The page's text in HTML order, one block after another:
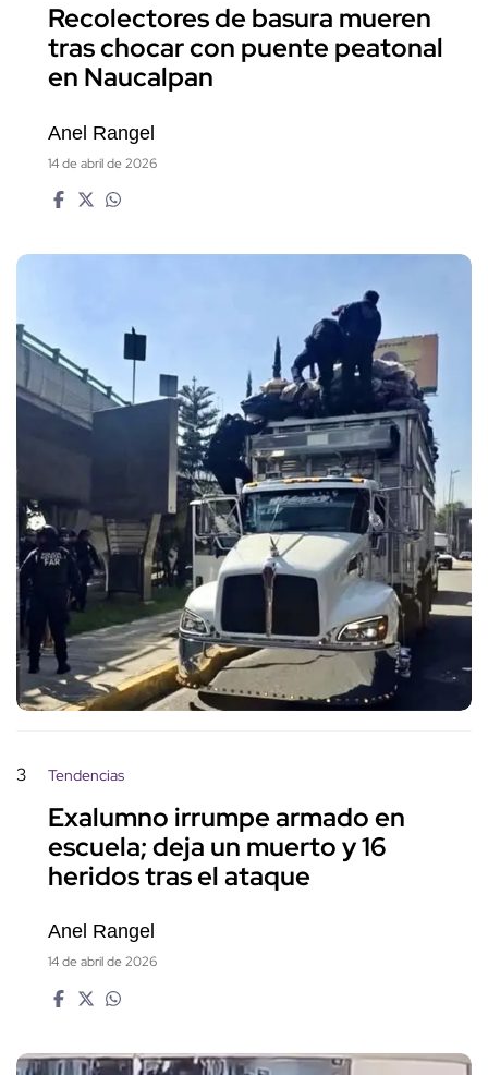
Recolectores de basura mueren
tras chocar con puente peatonal
en Naucalpan
Anel Rangel
14 de abril de 2026
3 Tendencias
Exalumno irrumpe armado en
escuela; deja un muerto y 16
heridos tras el ataque
Anel Rangel
14 de abril de 2026